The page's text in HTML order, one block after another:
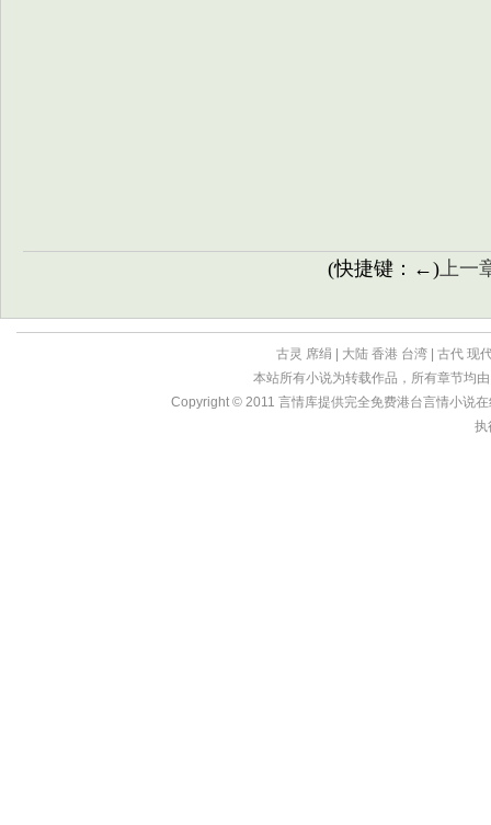
(快捷键：←)上一
古灵 席绢 大陆 香港 台湾 古代 现
本站所有小说为转载作品，所有章节均
Copyright © 2011 言情库提供完全免费港台言情小说
执